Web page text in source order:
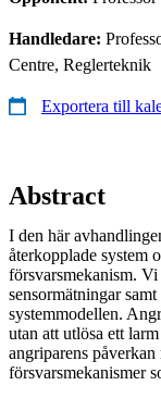
Handledare:
Centre, Reglerteknik
Exportera till
Abstract
I den här
återkopplade system
försvarsmekanism.
sensormätningar
systemmodellen.
utan att utlösa ett
angriparens
försvarsmekanismer